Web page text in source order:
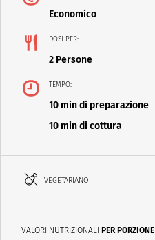
Economico
DOSI PER:
2 Persone
TEMPO:
10 min di preparazione
10 min di cottura
VEGETARIANO
VALORI NUTRIZIONALI PER PORZIONE